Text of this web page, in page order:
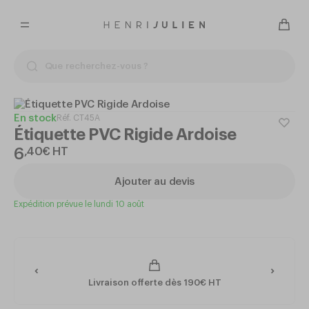
En stockRéf. CT45A
Étiquette PVC Rigide Ardoise
6,40€ HT
Ajouter au devis
Expédition prévue le lundi 10 août
Livraison offerte dès 190€ HT